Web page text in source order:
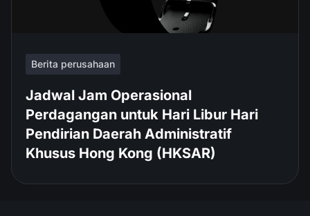
Berita perusahaan
Jadwal Jam Operasional
Perdagangan untuk Hari Libur Hari
Pendirian Daerah Administratif
Khusus Hong Kong (HKSAR)